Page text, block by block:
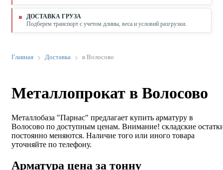
ДОСТАВКА ГРУЗА
Подберем транспорт с учетом длины, веса и условий разгрузки.
Главная Доставка в Волосово
Металлопрокат в Волосово
Металлобаза "Парнас" предлагает купить арматуру в
Волосово по доступным ценам. Внимание! складские
постоянно меняются. Наличие того или иного товара
уточняйте по телефону.
Арматура цена за тонну